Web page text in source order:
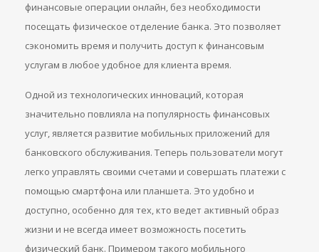
финансовые операции онлайн, без необходимости
посещать физическое отделение банка. Это позволяет
сэкономить время и получить доступ к финансовым
услугам в любое удобное для клиента время.
Одной из технологических инноваций, которая
значительно повлияла на популярность финансовых
услуг, является развитие мобильных приложений для
банковского обслуживания. Теперь пользователи могут
легко управлять своими счетами и совершать платежи с
помощью смартфона или планшета. Это удобно и
доступно, особенно для тех, кто ведет активный образ
жизни и не всегда имеет возможность посетить
физический банк. Примером такого мобильного